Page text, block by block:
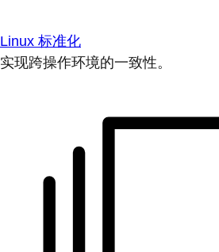
Linux 标准化
实现跨操作环境的一致性。